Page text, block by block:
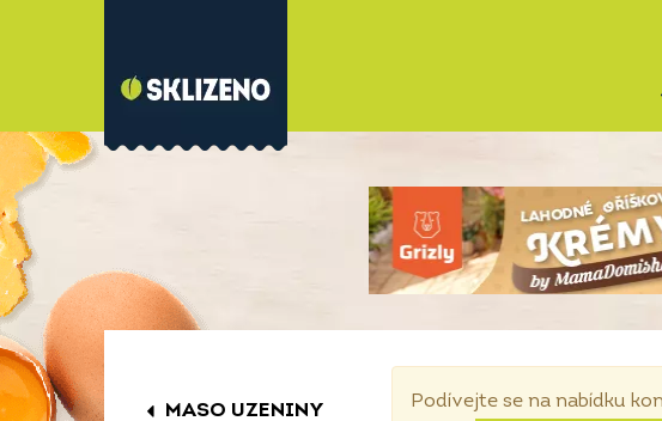
MASO UZENINY Podívejte se na nabídku